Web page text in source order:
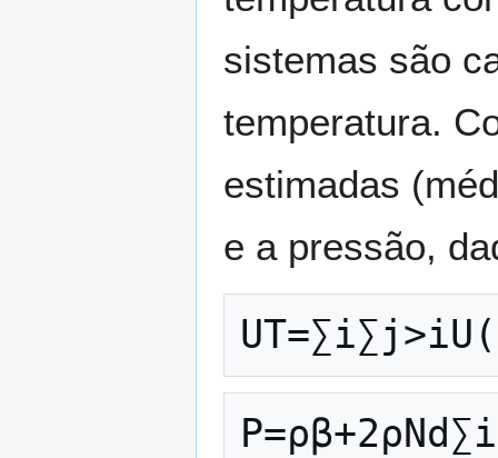
sistemas são
temperatura.
estimadas
e a pressão,
UT=∑i∑j >iU (
P=ρβ+2ρNd ∑i